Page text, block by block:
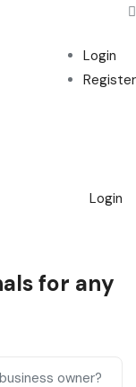
Login
Register
Login
for any